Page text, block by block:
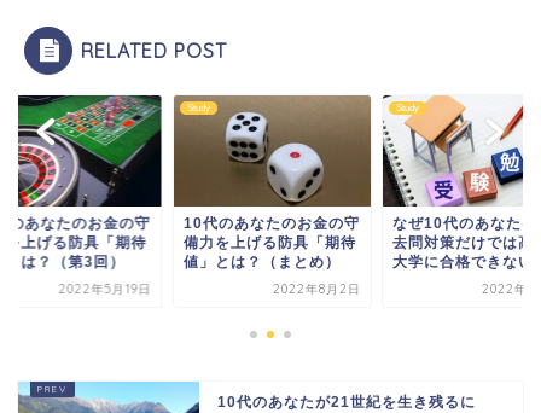
RELATED POST
のあなたのお金の守
を上げる防具「期待
とは？（第3回）
2022年5月19日
Study
10代のあなたのお金の守
備力を上げる防具「期待
値」とは？（まとめ）
2022年8月2日
Study
なぜ10代のあなたは
去問対策だけでは高
大学に合格できない
2022年7
10代のあなたが21世紀を生き残るに